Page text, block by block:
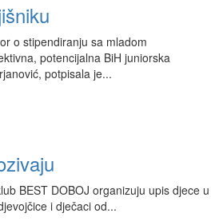
o stipendiranju sa mladom
potencijalna BiH juniorska
potpisala je...
BEST DOBOJ organizuju upis djece u
i dječaci od...